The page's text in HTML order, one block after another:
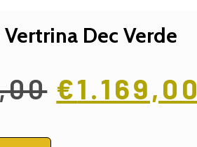
Dec Verde
€1.169,00